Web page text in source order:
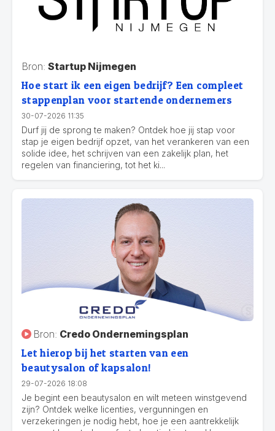
Bron: Startup Nijmegen
Hoe start ik een eigen bedrijf? Een compleet
stappenplan voor startende ondernemers
30-07-2026 11:35
Durf jij de sprong te maken? Ontdek hoe jij stap voor
stap je eigen bedrijf opzet, van het verankeren van een
solide idee, het schrijven van een zakelijk plan, het
regelen van financiering, tot het ki...
Bron: Credo Ondernemingsplan
Let hierop bij het starten van een
beautysalon of kapsalon!
29-07-2026 18:08
Je begint een beautysalon en wilt meteen winstgevend
zijn? Ontdek welke licenties, vergunningen en
verzekeringen je nodig hebt, hoe je een aantrekkelijk